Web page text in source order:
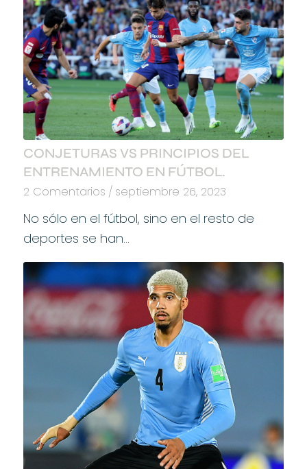
CONJETURAS VS PRINCIPIOS DEL
ENTRENAMIENTO EN FÚTBOL.
2 Comentarios / septiembre 26, 2023
No sólo en el fútbol, sino en el resto de
deportes se han…